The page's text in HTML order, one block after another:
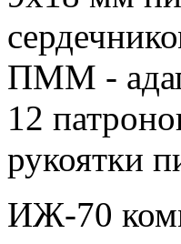
ПММ -
12
рукоятки
ИЖ-70